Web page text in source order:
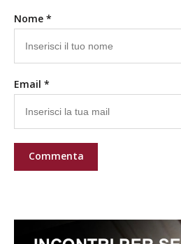
Nome *
Email *